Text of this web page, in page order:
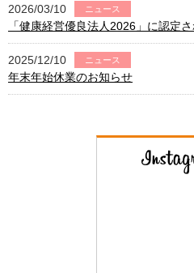
2026/03/10 ニュース
「健康経営優良法人2026」に認定
2025/12/10 ニュース
年末年始休業のお知らせ